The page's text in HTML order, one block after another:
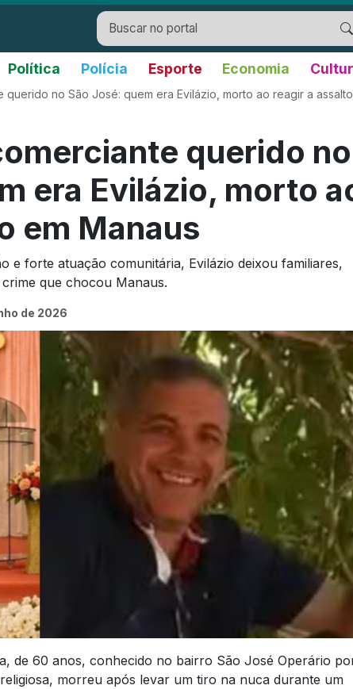
Política Polícia Esporte Economia
querido no São José: quem era Evilázio, morto ao reagir a
querido no
era Evilázio, morto
em Manaus
e forte atuação comunitária, Evilázio deixou familiares,
que chocou Manaus.
de 2026
de 60 anos, conhecido no bairro São José Operário
morreu após levar um tiro na nuca durante um